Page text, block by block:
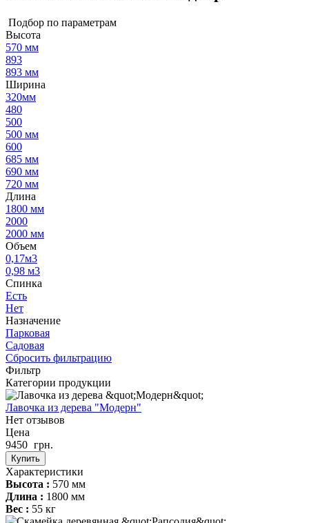
Подбор по параметрам
Высота
570 мм
893
893 мм
Ширина
320мм
480
500
500 мм
600
685 мм
690 мм
720 мм
Длина
1800 мм
2000
2000 мм
Объем
0,17м3
0,98 м3
Спинка
Есть
Нет
Назначение
Парковая
Садовая
Сбросить фильтрацию
Фильтр
Категории продукции
Лавочка из дерева "Модерн"
Нет отзывов
Цена
9450 грн.
Купить
Характеристики
Высота : 570 мм
Длина : 1800 мм
Вес : 55 кг